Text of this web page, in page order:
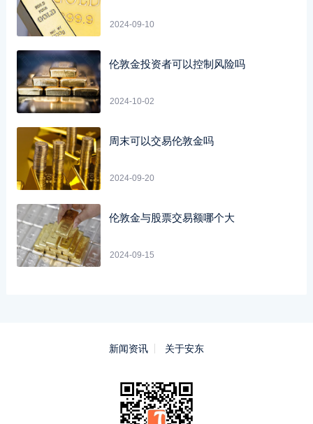
2024-09-10
伦敦金投资者可以控制风险吗
2024-10-02
周末可以交易伦敦金吗
2024-09-20
伦敦金与股票交易额哪个大
2024-09-15
新闻资讯 关于安东